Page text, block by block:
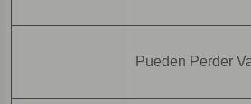
Pueden Perder